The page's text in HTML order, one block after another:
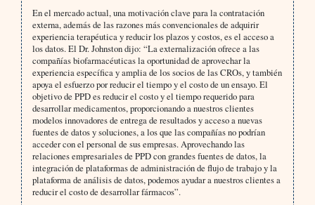
En el mercado actual, una motivación clave para la contratación
externa, además de las razones más convencionales de adquirir
experiencia terapéutica y reducir los plazos y costos, es el acceso a
los datos. El Dr. Johnston dijo: “La externalización ofrece a las
compañías biofarmacéuticas la oportunidad de aprovechar la
experiencia específica y amplia de los socios de las CROs, y también
apoya el esfuerzo por reducir el tiempo y el costo de un ensayo. El
objetivo de PPD es reducir el costo y el tiempo requerido para
desarrollar medicamentos, proporcionando a nuestros clientes
modelos innovadores de entrega de resultados y acceso a nuevas
fuentes de datos y soluciones, a los que las compañías no podrían
acceder con el personal de sus empresas. Aprovechando las
relaciones empresariales de PPD con grandes fuentes de datos, la
integración de plataformas de administración de flujo de trabajo y la
plataforma de análisis de datos, podemos ayudar a nuestros clientes a
reducir el costo de desarrollar fármacos”.